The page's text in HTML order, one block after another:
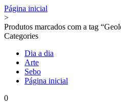
Página inicial
>
Produtos marcados com a tag
Categories
Dia a dia
Arte
Sebo
Página inicial
0